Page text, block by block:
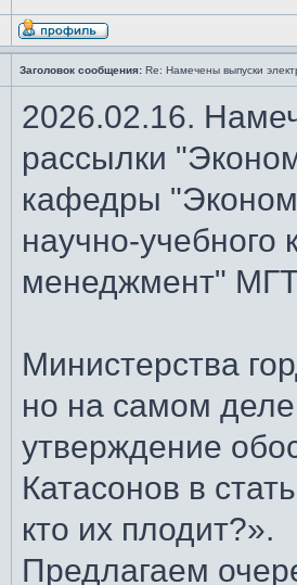
Заголовок сообщения: Re: Намечены выпуски
2026.02.16.
рассылки
кафедры
научно-
менеджмент"
Министерства
но на самом
утверждение
Катасонов в
кто их плодит?».
Предлагаем